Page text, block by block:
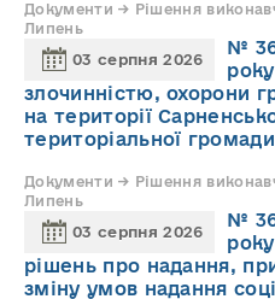
Документи → Рішення
Липень
03 серпня 2026
№
злочинністю, охорони
на території
територіальної
Документи → Рішення
Липень
03 серпня 2026
№
рішень про надання,
зміну умов надання